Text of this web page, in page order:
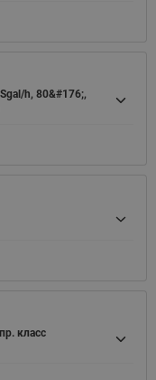
h, 80&#176;,
класс